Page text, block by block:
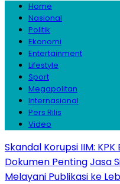
Home
Nasional
Politik
Ekonomi
Entertainment
Lifestyle
Sport
Megapolitan
Internasional
Pers Rilis
Video
Skandal Korupsi IIM:
Dokumen PentingJasa
Melayani Publikasi ke